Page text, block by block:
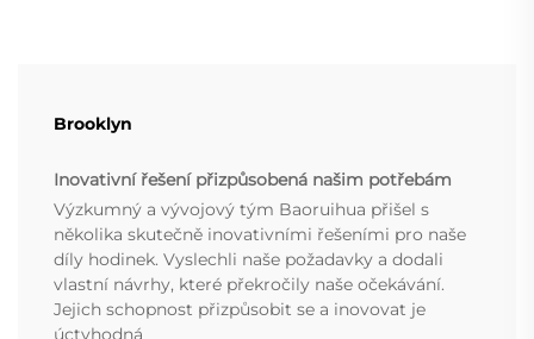
Brooklyn
Inovativní řešení přizpůsobená našim potřebám
Výzkumný a vývojový tým Baoruihua přišel s
několika skutečně inovativními řešeními pro naše
díly hodinek. Vyslechli naše požadavky a dodali
vlastní návrhy, které překročily naše očekávání.
Jejich schopnost přizpůsobit se a inovovat je
úctyhodná